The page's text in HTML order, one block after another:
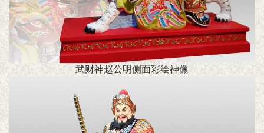
武财神赵公明侧面彩绘神像